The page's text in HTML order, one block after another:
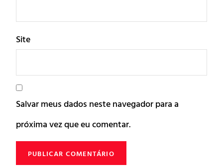
Site
Salvar meus dados neste navegador para a
próxima vez que eu comentar.